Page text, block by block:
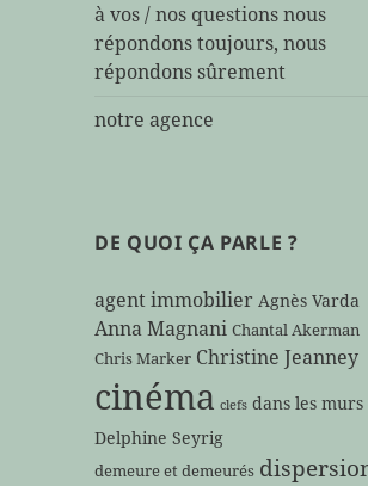
à vos / nos questions nous
répondons toujours, nous
répondons sûrement
notre agence
DE QUOI ÇA PARLE ?
agent immobilier Agnès Varda
Anna Magnani Chantal Akerman
Chris Marker Christine Jeanney
cinéma clefs dans les murs
Delphine Seyrig
demeure et demeurés